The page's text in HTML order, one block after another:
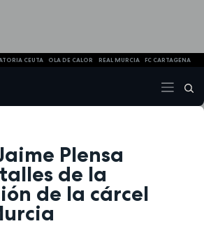
CEUTA OLA DE CALOR REAL MURCIA FC CARTAGENA
Plensa
de la
de la cárcel